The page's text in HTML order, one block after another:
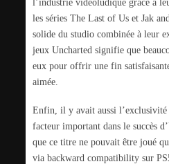
les séries The Last of Us et Jak
solide du studio combinée à leur
jeux Uncharted signifie que
eux pour offrir une fin
aimée.
Enfin, il y avait aussi
facteur important dans le succès
que ce titre ne pouvait être joué
via backward compatibility sur